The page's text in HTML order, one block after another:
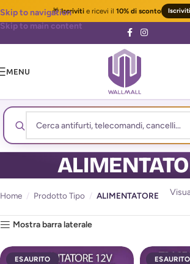
🎁Iscrivitie ricevi il 10% di sconto
Skip to navigation
Skip to main content
MENU
Home / Prodotto Tipo / ALIMENTATORE
Mostra barra laterale
ESAURITO ESAURITO